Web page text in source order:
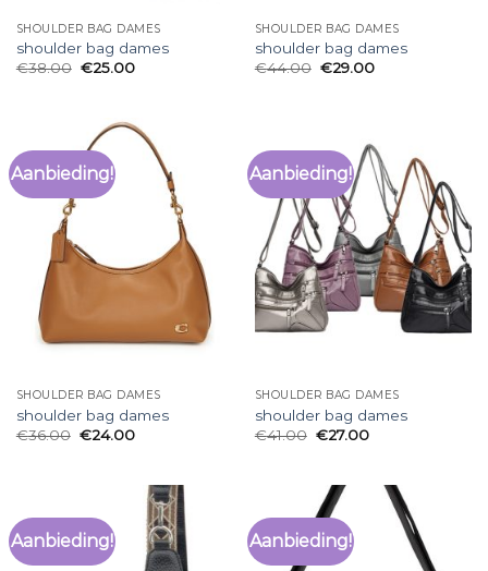
SHOULDER BAG DAMES
shoulder bag dames
€38.00 €25.00
SHOULDER BAG DAMES
shoulder bag dames
€44.00 €29.00
Aanbieding!
SHOULDER BAG DAMES
shoulder bag dames
€36.00 €24.00
Aanbieding!
SHOULDER BAG DAMES
shoulder bag dames
€41.00 €27.00
Aanbieding! Aanbieding!